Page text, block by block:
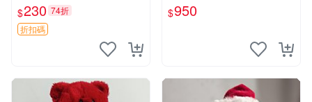
抱枕、臀部按摩、坐墊
$230 74折
折扣碼
牌，粉嫩可愛入手即柔軟～
玫瑰卷毛 郵電熊 正品
$950